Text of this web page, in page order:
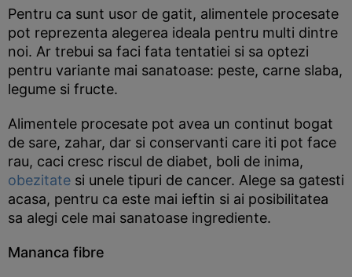
Pentru ca sunt usor de gatit, alimentele procesate
pot reprezenta alegerea ideala pentru multi dintre
noi. Ar trebui sa faci fata tentatiei si sa optezi
pentru variante mai sanatoase: peste, carne slaba,
legume si fructe.
Alimentele procesate pot avea un continut bogat
de sare, zahar, dar si conservanti care iti pot face
rau, caci cresc riscul de diabet, boli de inima,
obezitate si unele tipuri de cancer. Alege sa gatesti
acasa, pentru ca este mai ieftin si ai posibilitatea
sa alegi cele mai sanatoase ingrediente.
Mananca fibre